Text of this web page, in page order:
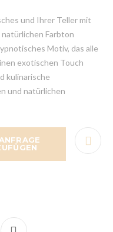
und Ihrer Teller mit
Farbton
Motiv, das alle
exotischen Touch
kulinarische
und natürlichen